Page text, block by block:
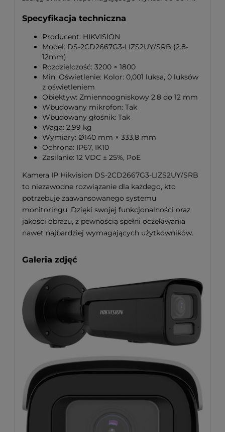
Specyfikacja techniczna
Producent: HIKVISION
Model: DS-2CD2667G3-LIZS2UY/SRB (2.8-
12mm)
Rozdzielczość: 3200 × 1800
Min. Oświetlenie: Kolor: 0,001 luksa, 0 luksów
z oświetleniem
Obiektyw: Zmiennoogniskowy 2.8 do 12 mm
Wbudowany mikrofon: Tak
Wbudowany głośnik: Tak
Waga: 2,99 kg
Wymiary: Ø140 mm × 333,8 mm
Ochrona: IP67, IK10
Zasilanie: 12 VDC ± 25%, PoE
Kamera IP Hikvision DS-2CD2667G3-LIZS2UY/SRB
to niezawodne rozwiązanie dla każdego, kto
potrzebuje zaawansowanego systemu
monitoringu. Dzięki swojej funkcjonalności oraz
jakości obrazu, z pewnością spełni oczekiwania
nawet najbardziej wymagających użytkowników.
Galeria zdjęć